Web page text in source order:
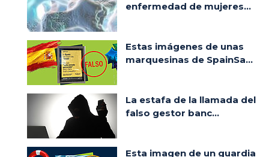
enfermedad de mujeres...
Estas imágenes de unas
marquesinas de SpainSa...
La estafa de la llamada del
falso gestor banc...
Esta imagen de un guardia